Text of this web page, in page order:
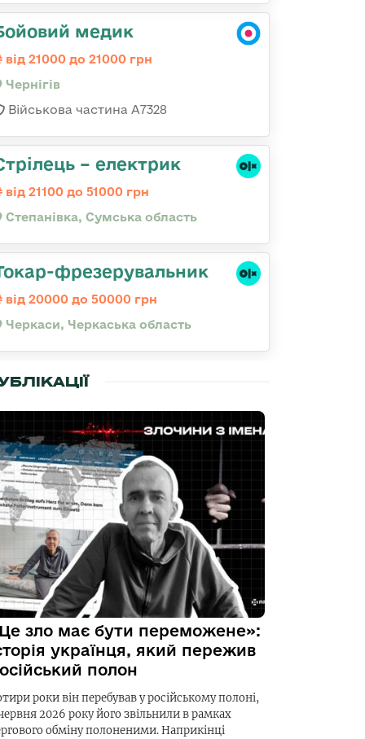
медик
від 21000 до 21000 грн
Чернігів
Військова частина А7328
– електрик
від 21100 до 51000 грн
Степанівка, Сумська область
фрезерувальник
від 20000 до 50000 грн
Черкаси, Черкаська область
зло має бути переможене»:
українця, який пережив
полон
роки він перебував у російському полоні,
2026 року його звільнили в рамках
обміну полоненими. Наприкінці